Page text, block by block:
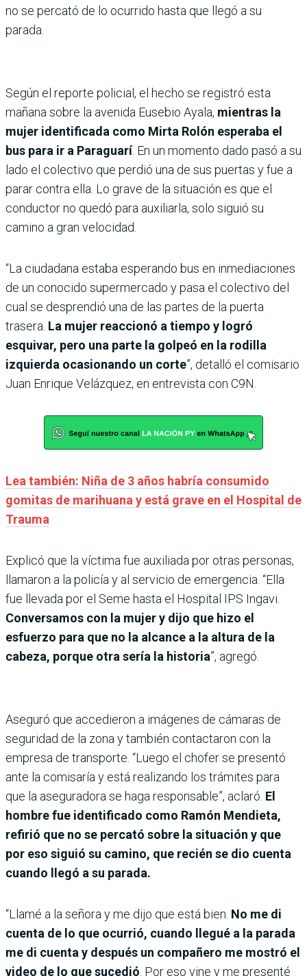
no se percató de lo ocurrido hasta que llegó a su
parada.
Según el reporte policial, el hecho se registró esta
mañana sobre la avenida Eusebio Ayala, mientras la
mujer identificada como Mirta Rolón esperaba el
bus para ir a Paraguarí. En un momento dado pasó a su
lado el colectivo que perdió una de sus puertas y fue a
parar contra ella. Lo grave de la situación es que el
conductor no quedó para auxiliarla, solo siguió su
camino a gran velocidad.
“La ciudadana estaba esperando bus en inmediaciones
de un conocido supermercado y pasa el colectivo del
cual se desprendió una de las partes de la puerta
trasera. La mujer reaccionó a tiempo y logró
esquivar, pero una parte la golpeó en la rodilla
izquierda ocasionando un corte”, detalló el comisario
Juan Enrique Velázquez, en entrevista con C9N.
Lea también: Niña de 3 años habría consumido
gomitas de marihuana y está grave en el Hospital de
Trauma
Explicó que la víctima fue auxiliada por otras personas,
llamaron a la policía y al servicio de emergencia. “Ella
fue llevada por el Seme hasta el Hospital IPS Ingavi.
Conversamos con la mujer y dijo que hizo el
esfuerzo para que no la alcance a la altura de la
cabeza, porque otra sería la historia”, agregó.
Aseguró que accedieron a imágenes de cámaras de
seguridad de la zona y también contactaron con la
empresa de transporte. “Luego el chofer se presentó
ante la comisaría y está realizando los trámites para
que la aseguradora se haga responsable”, aclaró. El
hombre fue identificado como Ramón Mendieta,
refirió que no se percató sobre la situación y que
por eso siguió su camino, que recién se dio cuenta
cuando llegó a su parada.
“Llamé a la señora y me dijo que está bien. No me di
cuenta de lo que ocurrió, cuando llegué a la parada
me di cuenta y después un compañero me mostró el
video de lo que sucedió . Por eso vine y me presenté